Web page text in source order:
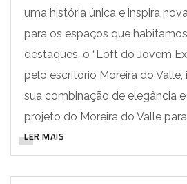
uma história única e inspira
para os espaços que
destaques, o “Loft do Jovem
pelo escritório Moreira do
sua combinação de elegância
projeto do Moreira do Valle para
LER MAIS